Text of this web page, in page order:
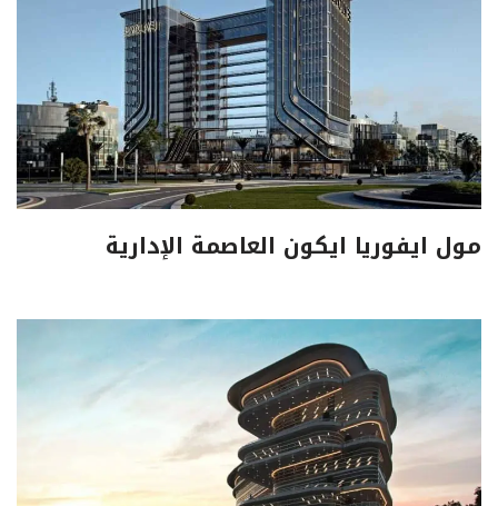
مول ايفوريا ايكون العاصمة الإدارية